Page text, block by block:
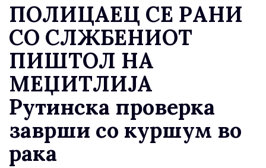
ПОЛИЦАЕЦ СЕ РАНИ
СО СЛЖБЕНИОТ
ПИШТОЛ НА
МЕЏИТЛИЈА
Рутинска проверка
заврши со куршум во
рака